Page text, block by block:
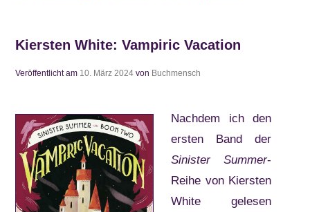
Kiersten White: Vampiric Vacation
Veröffentlicht am 10. März 2024 von Buchmensch
Nachdem ich den
ersten Band der
Sinister Summer-
Reihe von Kiersten
White gelesen